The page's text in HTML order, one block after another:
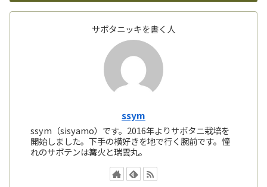
サボタニッキを書く人
ssym
ssym（sisyamo）です。2016年よりサボタニ栽培を
開始しました。下手の横好きを地で行く腕前です。憧
れのサボテンは篝火と瑞雲丸。